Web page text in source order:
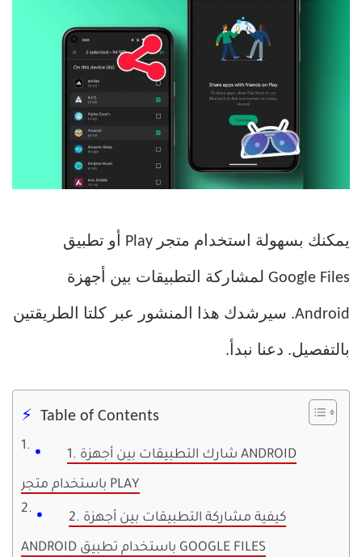
يمكنك بسهولة استخدام متجر Play أو تطبيق
Google Files لمشاركة التطبيقات بين أجهزة
Android. سيرشدك هذا المنشور عبر كلتا الطريقتين
بالتفصيل. دعنا نبدأ.
Table of Contents
1. شارك التطبيقات بين أجهزة ANDROID
باستخدام متجر PLAY
2. كيفية مشاركة التطبيقات بين أجهزة
ANDROID باستخدام تطبيق GOOGLE FILES